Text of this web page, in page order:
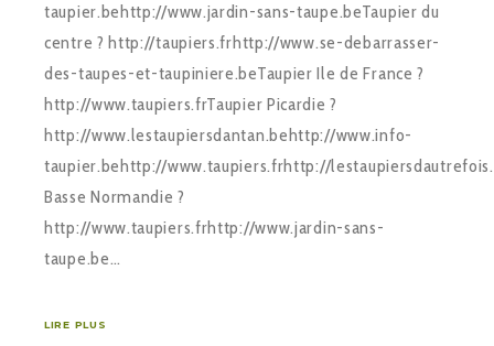
taupier.behttp://www.jardin-sans-taupe.beTaupier du
centre ? http://taupiers.frhttp://www.se-debarrasser-
des-taupes-et-taupiniere.beTaupier Ile de France ?
http://www.taupiers.frTaupier Picardie ?
http://www.lestaupiersdantan.behttp://www.info-
taupier.behttp://www.taupiers.frhttp://
Basse Normandie ?
http://www.taupiers.frhttp://www.jardin-sans-
taupe.be…
LIRE PLUS